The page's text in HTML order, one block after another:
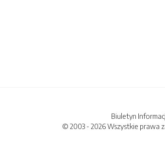
Biuletyn
© 2003 - 2026 Wszystkie prawa